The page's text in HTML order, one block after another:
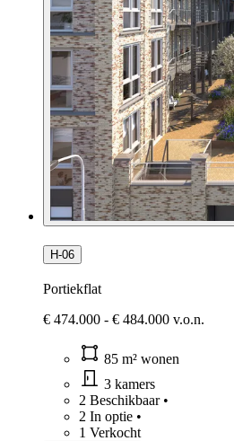
H-06
Portiekflat
€ 474.000 - € 484.000 v.o.n.
85 m² wonen
3 kamers
2 Beschikbaar•
2 In optie •
1 Verkocht